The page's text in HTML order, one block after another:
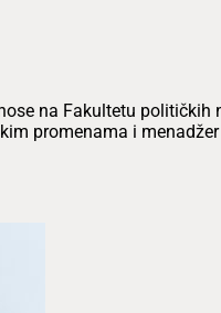
na Fakultetu
promenama i